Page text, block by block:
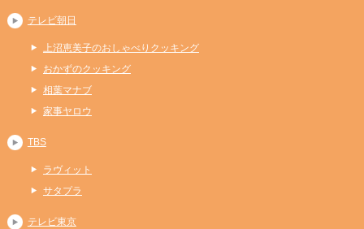
テレビ朝日
上沼恵美子のおしゃべりクッキング
おかずのクッキング
相葉マナブ
家事ヤロウ
TBS
ラヴィット
サタプラ
テレビ東京